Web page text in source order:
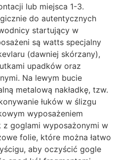
lub miejsca 1-3.
do autentycznych
startujący w
są watts specjalny
(dawniej skórzany),
upadków oraz
Na lewym bucie
metalową nakładkę, tzw.
łuków w ślizgu
wyposażeniem
goglami wyposażonymi w
folie, które można łatwo
aby oczyścić gogle